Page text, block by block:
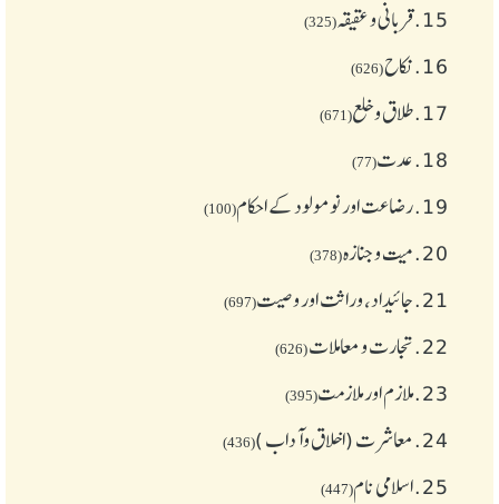
15. قربانی و عقیقہ(325)
16. نکاح(626)
17. طلاق و خلع(671)
18. عدت(77)
19. رضاعت اور نومولود کے احکام(100)
20. میت و جنازہ(378)
21. جائیداد، وراثت اور وصیت(697)
22. تجارت و معاملات(626)
23. ملازم اور ملازمت(395)
24. معاشرت (اخلاق وآداب )(436)
25. اسلامی نام(447)